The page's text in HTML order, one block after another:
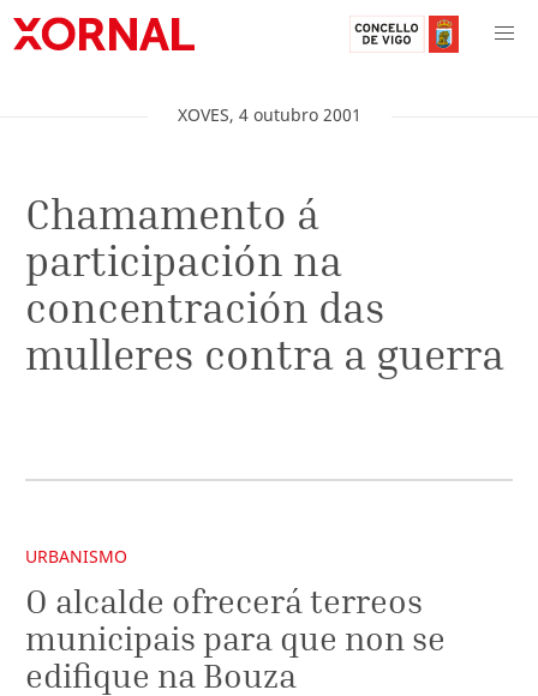
XOVES, 4 outubro 2001
Chamamento á
participación na
concentración das
mulleres contra a guerra
URBANISMO
O alcalde ofrecerá terreos
municipais para que non se
edifique na Bouza